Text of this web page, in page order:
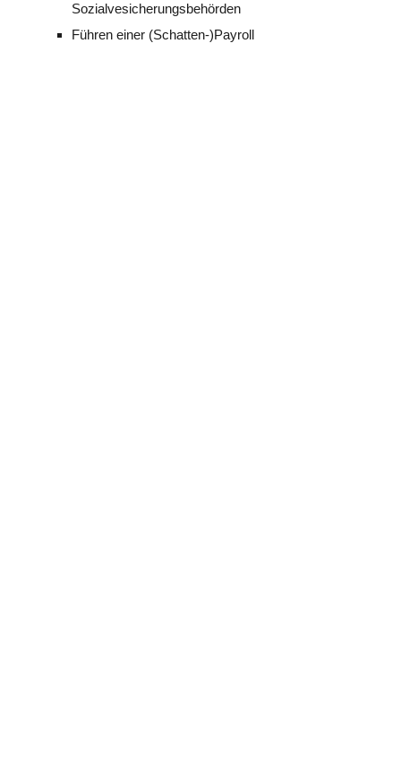
Sozialvesicherungsbehörden
Führen einer (Schatten-)Payroll